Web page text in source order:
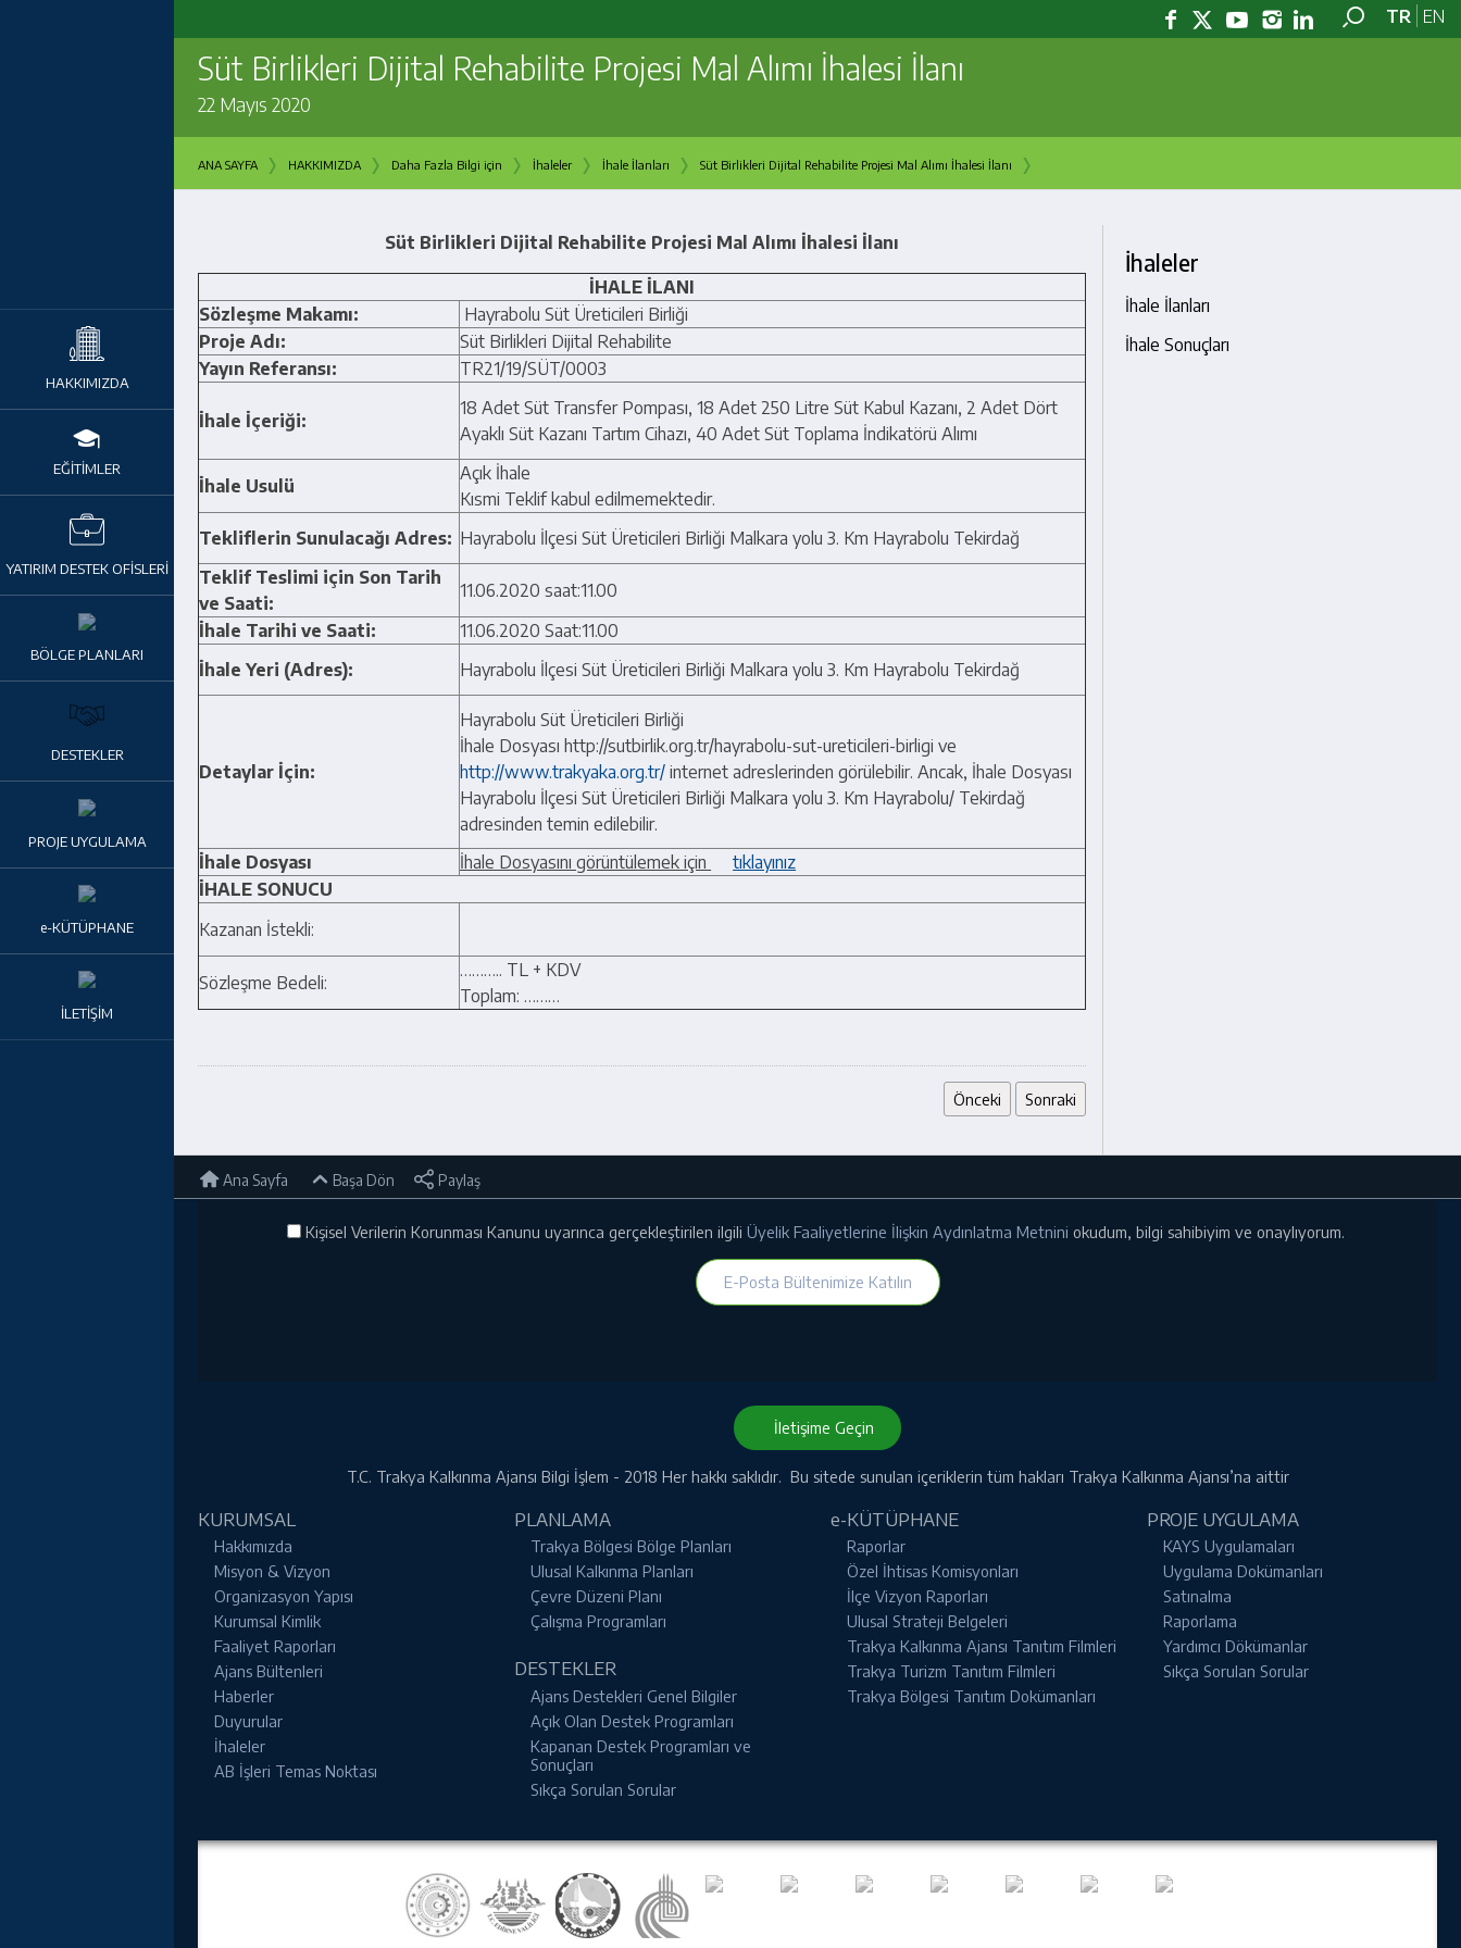
TR EN
HAKKIMIZDA
EĞİTİMLER
YATIRIM DESTEK OFİSLERİ
BÖLGE PLANLARI
DESTEKLER
PROJE UYGULAMA
e-KÜTÜPHANE
İLETİŞİM
Süt Birlikleri Dijital Rehabilite Projesi Mal Alımı İhalesi İlanı
22 Mayıs 2020
ANA SAYFA › HAKKIMIZDA › Daha Fazla Bilgi için › İhaleler › İhale İlanları › Süt Birlikleri Dijital Rehabilite Projesi Mal Alımı İhalesi İlanı ›
Süt Birlikleri Dijital Rehabilite Projesi Mal Alımı İhalesi İlanı
İHALE İLANI
Sözleşme Makamı:
Hayrabolu Süt Üreticileri Birliği
Proje Adı:
Süt Birlikleri Dijital Rehabilite
Yayın Referansı:
TR21/19/SÜT/0003
İhale İçeriği:
18 Adet Süt Transfer Pompası, 18 Adet 250 Litre Süt Kabul Kazanı, 2 Adet Dört
Ayaklı Süt Kazanı Tartım Cihazı, 40 Adet Süt Toplama İndikatörü Alımı
İhale Usulü
Açık İhale
Kısmi Teklif kabul edilmemektedir.
Tekliflerin Sunulacağı Adres: Hayrabolu İlçesi Süt Üreticileri Birliği Malkara yolu 3. Km Hayrabolu Tekirdağ
Teklif Teslimi için Son Tarih
ve Saati:
11.06.2020 saat:11.00
İhale Tarihi ve Saati:
11.06.2020 Saat:11.00
İhale Yeri (Adres):
Hayrabolu İlçesi Süt Üreticileri Birliği Malkara yolu 3. Km Hayrabolu Tekirdağ
Detaylar İçin:
Hayrabolu Süt Üreticileri Birliği
İhale Dosyası http://sutbirlik.org.tr/hayrabolu-sut-ureticileri-birligi ve
http://www.trakyaka.org.tr/ internet adreslerinden görülebilir. Ancak, İhale Dosyası
Hayrabolu İlçesi Süt Üreticileri Birliği Malkara yolu 3. Km Hayrabolu/ Tekirdağ
adresinden temin edilebilir.
İhale Dosyası
İhale Dosyasını görüntülemek için
tıklayınız
İHALE SONUCU
Kazanan İstekli:
Sözleşme Bedeli:
……….. TL + KDV
Toplam: ………
Önceki Sonraki
İhaleler
İhale İlanları
İhale Sonuçları
Ana Sayfa Başa Dön Paylaş
Kişisel Verilerin Korunması Kanunu uyarınca gerçekleştirilen ilgili Üyelik Faaliyetlerine İlişkin Aydınlatma Metnini okudum, bilgi sahibiyim ve onaylıyorum.
E-Posta Bültenimize Katılın
İletişime Geçin
T.C. Trakya Kalkınma Ajansı Bilgi İşlem - 2018 Her hakkı saklıdır. Bu sitede sunulan içeriklerin tüm hakları Trakya Kalkınma Ajansı’na aittir
KURUMSAL
Hakkımızda
Misyon & Vizyon
Organizasyon Yapısı
Kurumsal Kimlik
Faaliyet Raporları
Ajans Bültenleri
Haberler
Duyurular
İhaleler
AB İşleri Temas Noktası
PLANLAMA
Trakya Bölgesi Bölge Planları
Ulusal Kalkınma Planları
Çevre Düzeni Planı
Çalışma Programları
DESTEKLER
Ajans Destekleri Genel Bilgiler
Açık Olan Destek Programları
Kapanan Destek Programları ve
Sonuçları
Sıkça Sorulan Sorular
e-KÜTÜPHANE
Raporlar
Özel İhtisas Komisyonları
İlçe Vizyon Raporları
Ulusal Strateji Belgeleri
Trakya Kalkınma Ajansı Tanıtım Filmleri
Trakya Turizm Tanıtım Filmleri
Trakya Bölgesi Tanıtım Dokümanları
PROJE UYGULAMA
KAYS Uygulamaları
Uygulama Dokümanları
Satınalma
Raporlama
Yardımcı Dökümanlar
Sıkça Sorulan Sorular